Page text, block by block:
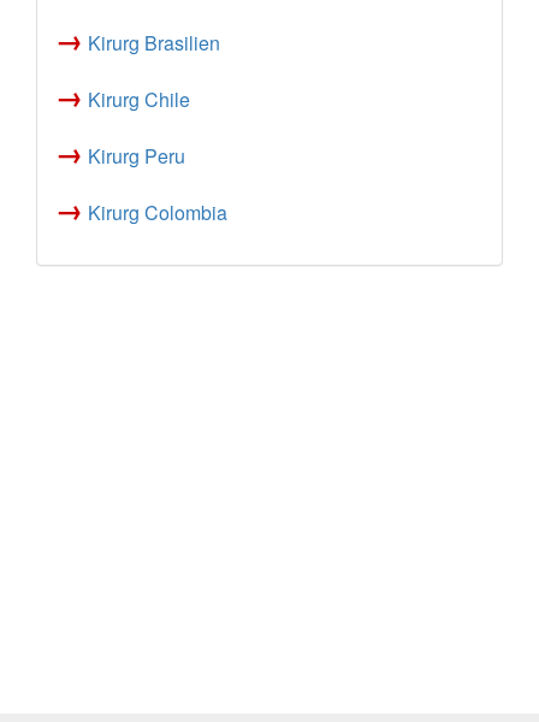
→ Kirurg Brasilien
→ Kirurg Chile
→ Kirurg Peru
→ Kirurg Colombia